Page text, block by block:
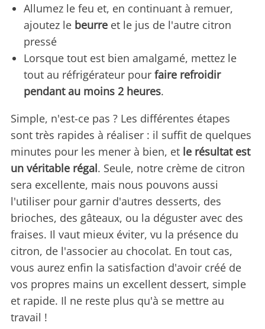
Allumez le feu et, en continuant à remuer,
ajoutez le beurre et le jus de l'autre citron
pressé
Lorsque tout est bien amalgamé, mettez le
tout au réfrigérateur pour faire refroidir
pendant au moins 2 heures.
Simple, n'est-ce pas ? Les différentes étapes
sont très rapides à réaliser : il suffit de quelques
minutes pour les mener à bien, et le résultat est
un véritable régal. Seule, notre crème de citron
sera excellente, mais nous pouvons aussi
l'utiliser pour garnir d'autres desserts, des
brioches, des gâteaux, ou la déguster avec des
fraises. Il vaut mieux éviter, vu la présence du
citron, de l'associer au chocolat. En tout cas,
vous aurez enfin la satisfaction d'avoir créé de
vos propres mains un excellent dessert, simple
et rapide. Il ne reste plus qu'à se mettre au
travail !